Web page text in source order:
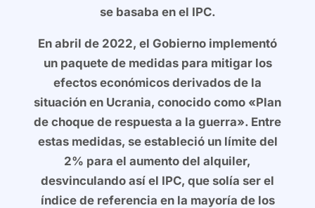
se basaba en el IPC.
En abril de 2022, el Gobierno implementó
un paquete de medidas para mitigar los
efectos económicos derivados de la
situación en Ucrania, conocido como «Plan
de choque de respuesta a la guerra». Entre
estas medidas, se estableció un límite del
2% para el aumento del alquiler,
desvinculando así el IPC, que solía ser el
índice de referencia en la mayoría de los